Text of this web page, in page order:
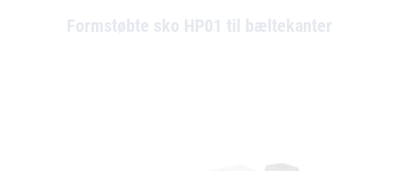
Formstøbte sko HP01 til bæltekanter